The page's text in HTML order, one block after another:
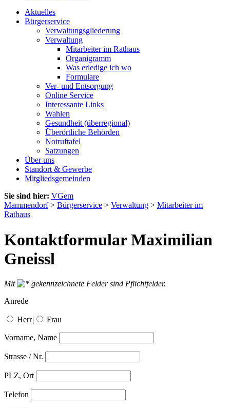
Aktuelles
Bürgerservice
Verwaltungsgliederung
Verwaltung
Mitarbeiter im Rathaus
Organigramm
Was erledige ich wo
Formulare
Ver- und Entsorgung
Online Service
Interessante Links
Wahlen
Gesundheit (überregional)
Überörtliche Behörden
Notruftafel
Satzungen
Über uns
Standort & Gewerbe
Mitgliedsgemeinden
Sie sind hier: VGem
Mammendorf> Bürgerservice > Verwaltung > Mitarbeiter im
Rathaus
Kontaktformular Maximilian
Gneissl
Mit
gekennzeichnete Felder sind Pflichtfelder.
Anrede
Herr| Frau
Vorname, Name
Strasse / Nr.
PLZ, Ort
Telefon